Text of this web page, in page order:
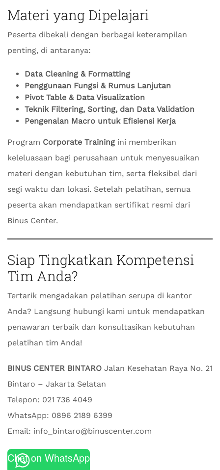
Materi yang Dipelajari
Peserta dibekali dengan berbagai keterampilan
penting, di antaranya:
Data Cleaning & Formatting
Penggunaan Fungsi & Rumus Lanjutan
Pivot Table & Data Visualization
Teknik Filtering, Sorting, dan Data Validation
Pengenalan Macro untuk Efisiensi Kerja
Program Corporate Training ini memberikan
keleluasaan bagi perusahaan untuk menyesuaikan
materi dengan kebutuhan tim, serta fleksibel dari
segi waktu dan lokasi. Setelah pelatihan, semua
peserta akan mendapatkan sertifikat resmi dari
Binus Center.
Siap Tingkatkan Kompetensi
Tim Anda?
Tertarik mengadakan pelatihan serupa di kantor
Anda? Langsung hubungi kami untuk mendapatkan
penawaran terbaik dan konsultasikan kebutuhan
pelatihan tim Anda!
BINUS CENTER BINTARO Jalan Kesehatan Raya No. 21
Bintaro – Jakarta Selatan
Telepon: 021 736 4049
WhatsApp: 0896 2189 6399
Email: info_bintaro@binuscenter.com
Chat on WhatsApp